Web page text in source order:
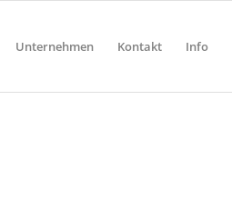
Unternehmen Kontakt Info